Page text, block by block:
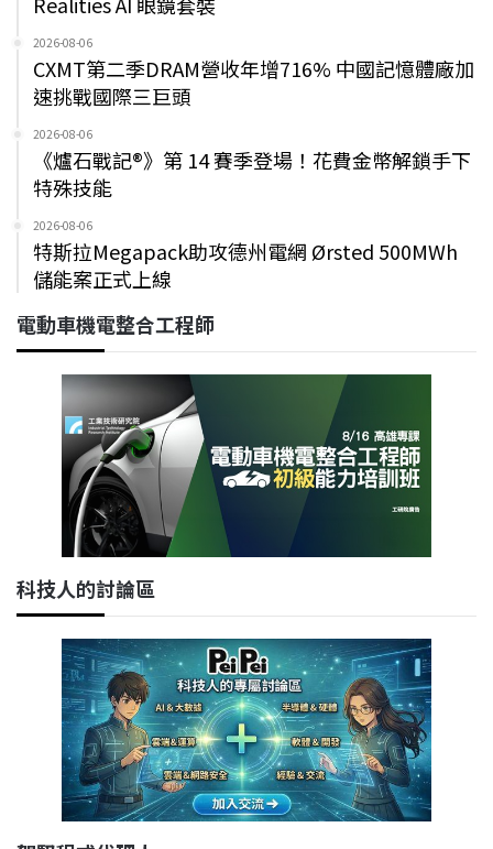
2026-08-06
CXMT第二季DRAM營收年增716% 中國記憶體廠加
速挑戰國際三巨頭
2026-08-06
《爐石戰記®》第 14 賽季登場！花費金幣解鎖手下
特殊技能
2026-08-06
特斯拉Megapack助攻德州電網 Ørsted 500MWh
儲能案正式上線
電動車機電整合工程師
科技人的討論區